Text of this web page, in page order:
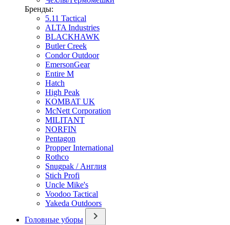
Бренды:
5.11 Tactical
ALTA Industries
BLACKHAWK
Butler Creek
Condor Outdoor
EmersonGear
Entire M
Hatch
High Peak
KOMBAT UK
McNett Corporation
MILITANT
NORFIN
Pentagon
Propper International
Rothco
Snugpak / Англия
Stich Profi
Uncle Mike's
Voodoo Tactical
Yakeda Outdoors
Головные уборы